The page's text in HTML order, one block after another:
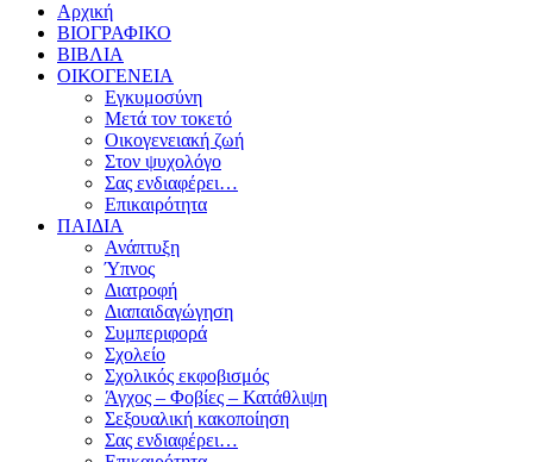
Αρχική
ΒΙΟΓΡΑΦΙΚΟ
ΒΙΒΛΙΑ
ΟΙΚΟΓΕΝΕΙΑ
Εγκυμοσύνη
Μετά τον τοκετό
Οικογενειακή ζωή
Στον ψυχολόγο
Σας ενδιαφέρει…
Επικαιρότητα
ΠΑΙΔΙΑ
Ανάπτυξη
Ύπνος
Διατροφή
Διαπαιδαγώγηση
Συμπεριφορά
Σχολείο
Σχολικός εκφοβισμός
Άγχος – Φοβίες – Κατάθλιψη
Σεξουαλική κακοποίηση
Σας ενδιαφέρει…